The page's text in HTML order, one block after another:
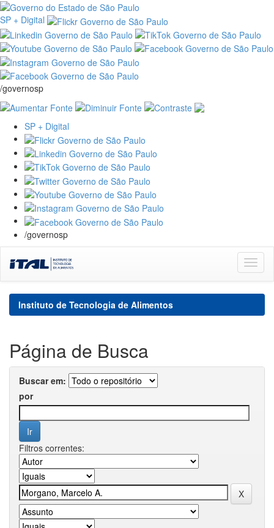
SP + Digital
/governosp
SP + Digital
/governosp
navigation
Instituto de Tecnologia de Alimentos
Página de Busca
Buscar em:
por
Filtros correntes: